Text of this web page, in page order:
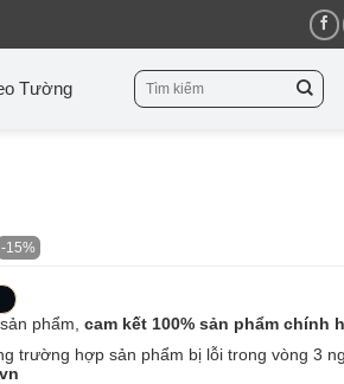
Tường
Tìm
kiếm:
-15%
phẩm, cam kết 100% sản phẩm chính
trường hợp sản phẩm bị lỗi trong vòng 3